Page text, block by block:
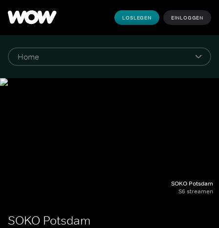
LOSLEGEN EINLOGGEN
SOKO Potsdam
S6 streamen
SOKO Potsdam